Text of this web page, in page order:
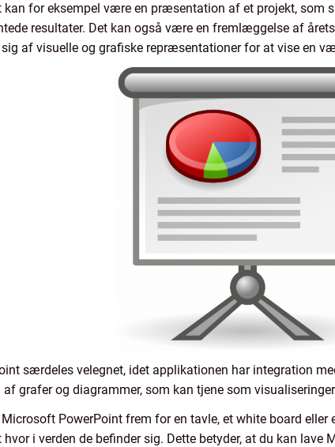
kan for eksempel være en præsentation af et projekt, som
resultater. Det kan også være en fremlæggelse af
af visuelle og grafiske repræsentationer for at vise en
særdeles velegnet, idet applikationen har integration
grafer og diagrammer, som kan tjene som
PowerPoint frem for en tavle, et white board
i verden de befinder sig. Dette betyder, at du kan